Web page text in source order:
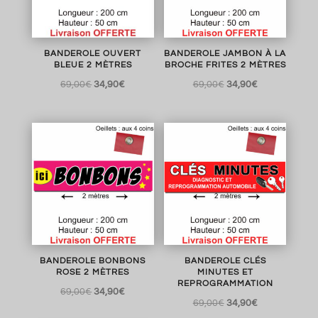
BANDEROLE OUVERT
BLEUE 2 MÈTRES
69,00€ Le
initial
était :
34,90€Le
actuel
est :
34,90€.
BANDEROLE JAMBON À LA
BROCHE FRITES 2 MÈTRES
69,00€ Le
initial
était :
34,90€Le
actuel
est :
34,90€.
BANDEROLE BONBONS
ROSE 2 MÈTRES
69,00€ Le
34,90€Le
BANDEROLE CLÉS
MINUTES ET
REPROGRAMMATION
69,00€ Le
34,90€Le